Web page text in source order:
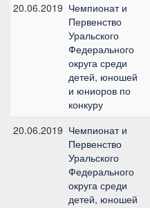
20.06.2019 Чемпионат и
Первенство
Уральского
Федерального
округа среди
детей, юношей
и юниоров по
конкуру
20.06.2019 Чемпионат и
Первенство
Уральского
Федерального
округа среди
детей, юношей